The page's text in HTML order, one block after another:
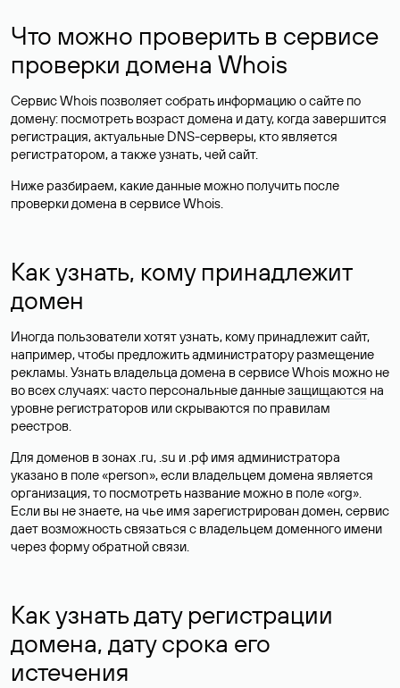
Что можно проверить в сервисе
проверки домена Whois
Сервис Whois позволяет собрать информацию о сайте по
домену: посмотреть возраст домена и дату, когда завершится
регистрация, актуальные DNS-серверы, кто является
регистратором, а также узнать, чей сайт.
Ниже разбираем, какие данные можно получить после
проверки домена в сервисе Whois.
Как узнать, кому принадлежит
домен
Иногда пользователи хотят узнать, кому принадлежит сайт,
например, чтобы предложить администратору размещение
рекламы. Узнать владельца домена в сервисе Whois можно не
во всех случаях: часто персональные данныезащищаются на
уровне регистраторов или скрываются по правилам
реестров.
Для доменов в зонах .ru, .su и .рф имя администратора
указано в поле «person», если владельцем домена является
организация, то посмотреть название можно в поле «org».
Если вы не знаете, на чье имя зарегистрирован домен, сервис
дает возможность связаться с владельцем доменного имени
через форму обратной связи.
Как узнать дату регистрации
домена, дату срока его
истечения